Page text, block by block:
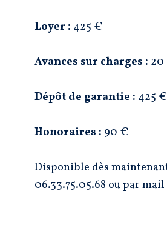
Loyer : 425 €
Avances sur charges :
Dépôt de garantie : 425 €
Honoraires : 90 €
Disponible dès
06.33.75.05.68 ou par